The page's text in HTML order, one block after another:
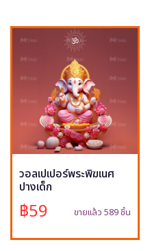
วอลเปเปอร์พระพิฆเนศ
ปางเด็ก
฿59 ขายแล้ว 589 ชิ้น